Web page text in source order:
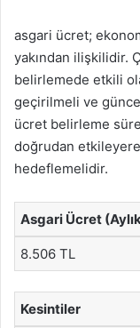
asgari ücret;
yakından ilişkilidir.
belirlemede etkili
geçirilmeli ve
ücret belirleme
doğrudan
hedeflemelidir.
Asgari Ücret
8.506 TL
Kesintiler